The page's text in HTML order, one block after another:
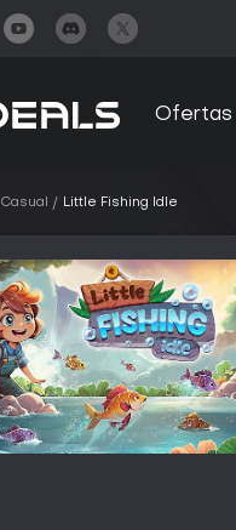
Ofertas
Casual Little Fishing Idle